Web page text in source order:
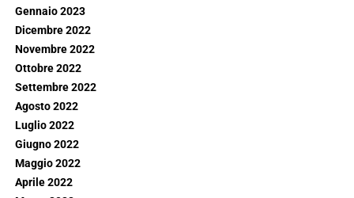
Gennaio 2023
Dicembre 2022
Novembre 2022
Ottobre 2022
Settembre 2022
Agosto 2022
Luglio 2022
Giugno 2022
Maggio 2022
Aprile 2022